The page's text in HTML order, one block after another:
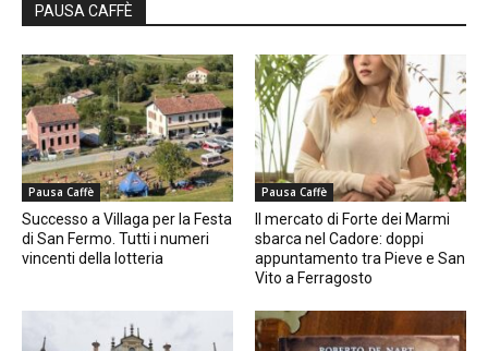
PAUSA CAFFÈ
Pausa Caffè
Successo a Villaga per la Festa
di San Fermo. Tutti i numeri
vincenti della lotteria
Pausa Caffè
Il mercato di Forte dei Marmi
sbarca nel Cadore: doppi
appuntamento tra Pieve e San
Vito a Ferragosto